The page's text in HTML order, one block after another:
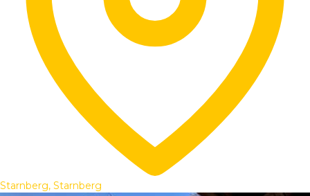
Starnberg, Starnberg